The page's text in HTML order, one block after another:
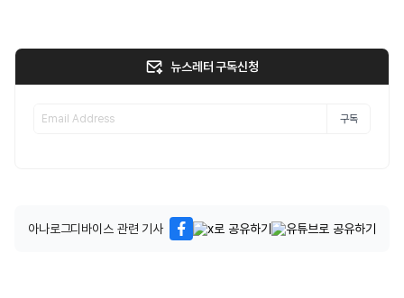
뉴스레터 구독신청
구독
아나로그디바이스 관련 기사